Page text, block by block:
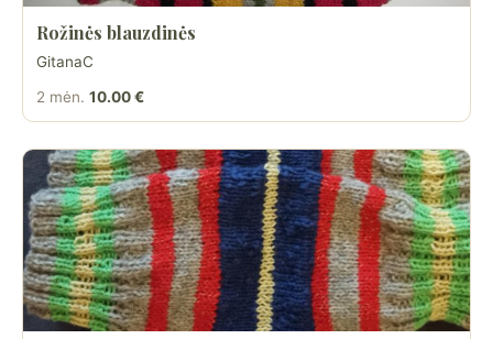
Rožinės blauzdinės
GitanaC
2 mėn. 10.00 €